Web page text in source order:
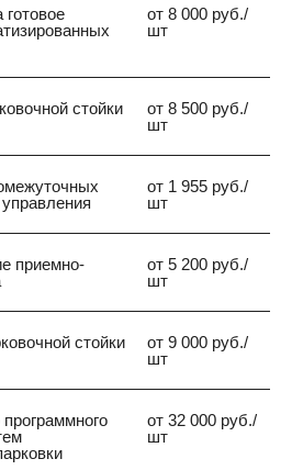
и оплату, количество
и т.д., а также обеспечивает
предназначенное для
средств путем
от 8 000 руб./
шт
стойки
от 8 500 руб./
шт
от 1 955 руб./
шт
приемно-
от 5 200 руб./
шт
стойки
от 9 000 руб./
шт
от 32 000 руб./
шт